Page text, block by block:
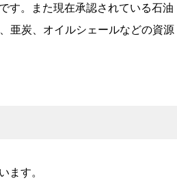
す。また現在承認されている石油
亜炭、オイルシェールなどの資源
ます。